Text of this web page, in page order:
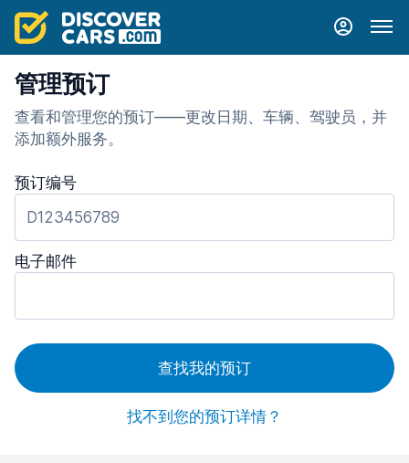
管理预订
查看和管理您的预订——更改日期、车辆、驾驶员，并
添加额外服务。
预订编号
电子邮件
找不到您的预订详情？
查找我的预订